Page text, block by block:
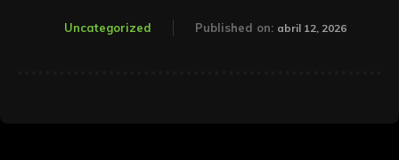
Uncategorized Published on: abril 12, 2026